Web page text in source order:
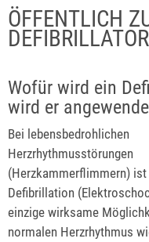
ÖFFENTLICH
Wofür wird ein
wird er
Bei lebensbedrohlichen
Herzrhythmusstörungen
(Herzkammerflimmern)
Defibrillation
einzige wirksame
normalen Herzrhythmus